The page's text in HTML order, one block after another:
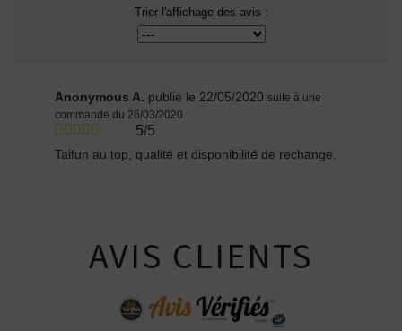
Trier l'affichage des avis :
Anonymous A. publié le 22/05/2020 suite à une
commande du 26/03/2020
5/5
Taifun au top, qualité et disponibilité de rechange.
AVIS CLIENTS